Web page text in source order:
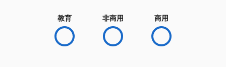
教育 非商用 商用